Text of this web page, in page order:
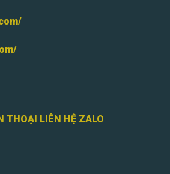
THOẠI LIÊN HỆ ZALO